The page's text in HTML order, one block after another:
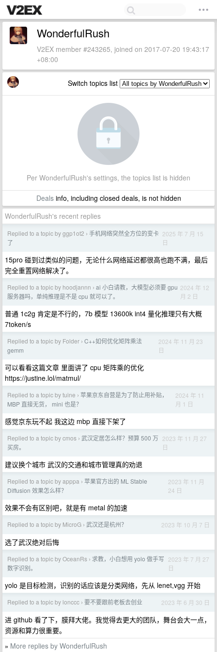
WonderfulRush
V2EX member #243265, joined on 2017-07-20 19:43:17
+08:00
Switch topics list
Per WonderfulRush's settings, the topics list is hidden
Dealsinfo, including closed deals, is not hidden
WonderfulRush's recent replies
Replied to a topic by ggp1ot2 › 手机网络突然全方位的变卡
了
2025 年 7 月 15
日
15pro 碰到过类似的问题，无论什么网络延迟都很高也跑不满，最后
完全重置网络解决了。
Replied to a topic by hoodjannn › ai 小白请教，大模型必须要 gpu
服务器吗，单纯推理是不是 cpu 就可以了。
2024 年 12
月 2 日
普通 1c2g 肯定是不行的，7b 模型 13600k int4 量化推理只有大概
7token/s
Replied to a topic by Folder › C++如何优化矩阵乘法
gemm
2024 年 11 月 23
日
可以看看这篇文章 里面讲了 cpu 矩阵乘的优化
https://justine.lol/matmul/
Replied to a topic by tuine › 苹果京东自营是为了防止用补贴，
MBP 直接无货， mini 也是？
2024 年 11
月 1 日
感觉京东玩不起 我这边 mbp 直接下架了
Replied to a topic by cmos › 武汉定居怎么样？预算 500 万
买房。
2023 年 11 月 27
日
建议换个城市 武汉的交通和城市管理真的劝退
Replied to a topic by apppa › 苹果官方出的 ML Stable
Diffusion 效果怎么样？
2023 年 11 月
24 日
效果不会有区别吧，就是有 metal 的加速
Replied to a topic by MicroG › 武汉还是杭州？ 2023 年 10 月 7 日
选了武汉绝对后悔
Replied to a topic by OceanRs › 求教，小白想用 yolo 做手写
数字识别。
2023 年 7 月 27
日
yolo 是目标检测，识别的话应该是分类网络，先从 lenet,vgg 开始
Replied to a topic by lonccc › 要不要跟前老板去创业 2023 年 6 月 30 日
进 github 看了下，膜拜大佬。我觉得去更大的团队，舞台会大一点，
资源和算力很重要。
» More replies by WonderfulRush